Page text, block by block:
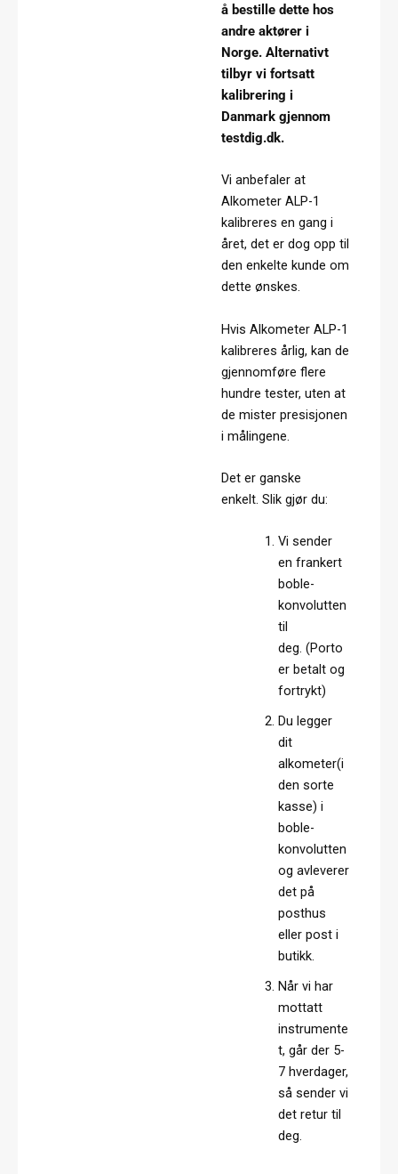
å bestille dette hos
andre aktører i
Norge. Alternativt
tilbyr vi fortsatt
kalibrering i
Danmark gjennom
testdig.dk.
Vi anbefaler at
Alkometer ALP-1
kalibreres en gang i
året, det er dog opp til
den enkelte kunde om
dette ønskes.
Hvis Alkometer ALP-1
kalibreres årlig, kan de
gjennomføre flere
hundre tester, uten at
de mister presisjonen
i målingene.
Det er ganske
enkelt. Slik gjør du:
Vi sender
en frankert
boble-
konvolutten
til
deg. (Porto
er betalt og
fortrykt)
Du legger
dit
alkometer(i
den sorte
kasse) i
boble-
konvolutten
og avleverer
det på
posthus
eller post i
butikk.
Når vi har
mottatt
instrumente
t, går der 5-
7 hverdager,
så sender vi
det retur til
deg.